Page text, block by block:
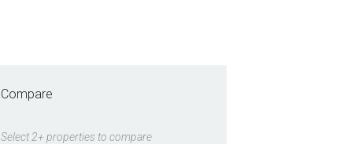
Compare
Select 2+ properties to compare